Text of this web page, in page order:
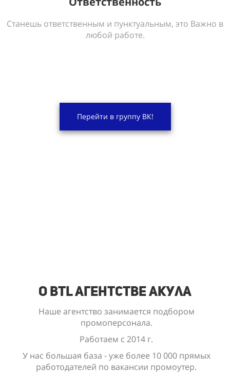
Станешь ответственным и пунктуальным, это Важно в
любой работе.
Перейти в группу ВК!
О BTL Агентстве Акула
Наше агентство занимается подбором
промоперсонала.
Работаем с 2014 г.
У нас большая база - уже более 10 000 прямых
работодателей по вакансии промоутер.